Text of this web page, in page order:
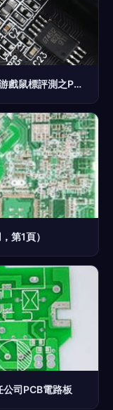
細節決定成敗 Alienware AW610M雙模游戲鼠標評測之PCB電路板深度解析
第1頁）
司PCB電路板